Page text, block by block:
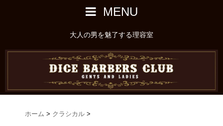
MENU
大人の男を魅了する理容室
ホーム > クラシカル >